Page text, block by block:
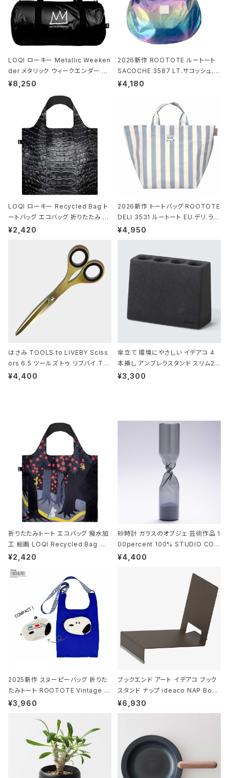
LOQI ローキー Metallic Weeken
der メタリック ウィークエンダー ボ
ストンバッグ ショルダーバッグ JEAN
ck ジャン=ミッシェル・バスキア/クラ
ウン ブラック
¥8,250
2026新作 ROOTOTE ルートート
SACOCHE 3587 LT.サコッシュ.ル
ミエ-B ショルダーバッグ グロスネイ
¥4,180
LOQI ローキー Recycled Bag ト
ートバッグ エコバッグ 折りたたみ 大
きめ 撥水加工 収納ポーチ CROCO
¥2,420
2026新作 トートバッグ ROOTOTE
DELI 3531 ルートート EU.デリ.ラミ
ネート-W サックス・ホワイト
¥4,950
はさみ TOOLS to LIVEBY Sciss
ors 6.5 ツールズ トゥ リブバイ TL
010 シザーズ 6.5 ゴールド
¥4,400
傘立て 環境にやさしい イデアコ 4
本挿し アンブレラスタンド スリム2 i
deaco Umbrella Stand slim2 s
¥3,300
折りたたみトート エコバッグ 撥水加
工 絵画 LOQI Recycled Bag ロ
ーキー 大きめ トートバッグ MOOMI
¥2,420
砂時計 ガラスのオブジェ 芸術作品 1
00percent 100% STUDIO COH
AKU Timeless 100パーセント ス
¥4,400
2025新作 スヌーピーバッグ 折りた
たみトート ROOTOTE Vintage P
EANUTS ROO-shopper mid 84
ド.ピーナッツ-0P 3Dグラス
¥3,960
ブックエンド アート イデアコ ブック
スタンド ナップ ideaco NAP Book
stand ブラウン
¥6,930